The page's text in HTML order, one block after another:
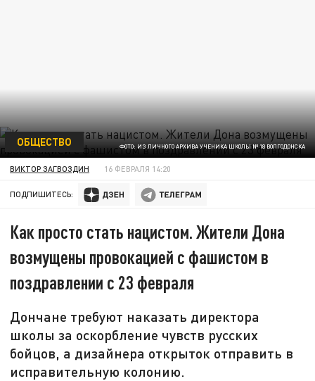
ФОТО: ИЗ ЛИЧНОГО АРХИВА УЧЕНИКА ШКОЛЫ № 18 ВОЛГОДОНСКА
ОБЩЕСТВО
ВИКТОР ЗАГВОЗДИН 16 ФЕВРАЛЯ 14:20
ПОДПИШИТЕСЬ:
Как просто стать нацистом. Жители Дона
возмущены провокацией с фашистом в
поздравлении с 23 февраля
Дончане требуют наказать директора
школы за оскорбление чувств русских
бойцов, а дизайнера открыток отправить в
исправительную колонию.